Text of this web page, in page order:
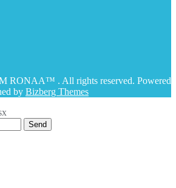
RONAA™ . All rights reserved. Powered
by Bizberg Themes
x
Send